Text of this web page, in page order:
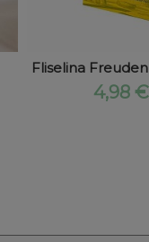
Fliselina
4,98 €